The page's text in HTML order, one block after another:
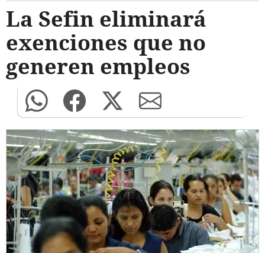
La Sefin eliminará
exenciones que no
generen empleos